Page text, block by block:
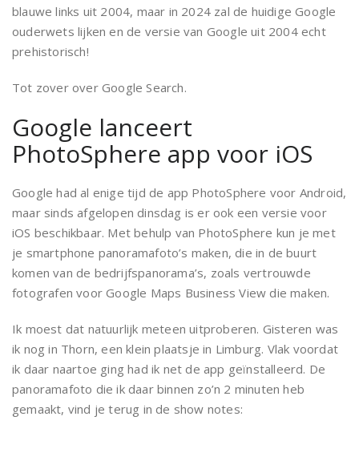
blauwe links uit 2004, maar in 2024 zal de huidige Google
ouderwets lijken en de versie van Google uit 2004 echt
prehistorisch!
Tot zover over Google Search.
Google lanceert
PhotoSphere app voor iOS
Google had al enige tijd de app PhotoSphere voor Android,
maar sinds afgelopen dinsdag is er ook een versie voor
iOS beschikbaar. Met behulp van PhotoSphere kun je met
je smartphone panoramafoto’s maken, die in de buurt
komen van de bedrijfspanorama’s, zoals vertrouwde
fotografen voor Google Maps Business View die maken.
Ik moest dat natuurlijk meteen uitproberen. Gisteren was
ik nog in Thorn, een klein plaatsje in Limburg. Vlak voordat
ik daar naartoe ging had ik net de app geïnstalleerd. De
panoramafoto die ik daar binnen zo’n 2 minuten heb
gemaakt, vind je terug in de show notes: